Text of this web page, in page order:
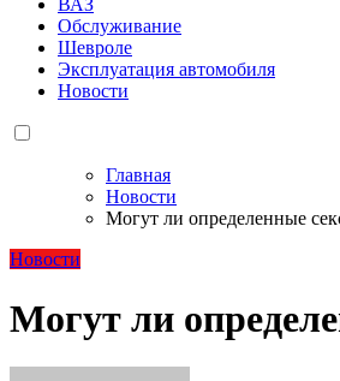
ВАЗ
Обслуживание
Шевроле
Эксплуатация автомобиля
Новости
Главная
Новости
Могут ли определенные
Новости
Могут ли